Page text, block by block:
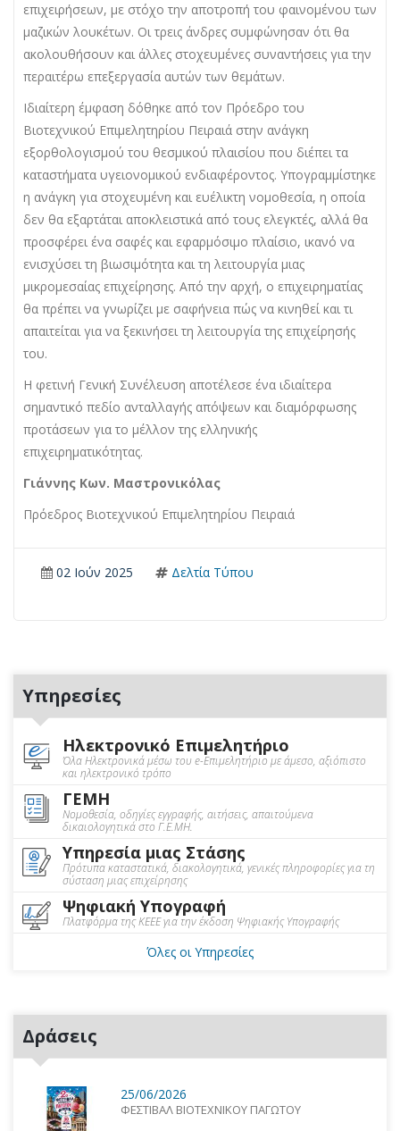
επιχειρήσεων, με στόχο την αποτροπή του φαινομένου των
μαζικών λουκέτων. Οι τρεις άνδρες συμφώνησαν ότι θα
ακολουθήσουν και άλλες στοχευμένες συναντήσεις για την
περαιτέρω επεξεργασία αυτών των θεμάτων.
Ιδιαίτερη έμφαση δόθηκε από τον Πρόεδρο του
Βιοτεχνικού Επιμελητηρίου Πειραιά στην ανάγκη
εξορθολογισμού του θεσμικού πλαισίου που διέπει τα
καταστήματα υγειονομικού ενδιαφέροντος. Υπογραμμίστηκε
η ανάγκη για στοχευμένη και ευέλικτη νομοθεσία, η οποία
δεν θα εξαρτάται αποκλειστικά από τους ελεγκτές, αλλά θα
προσφέρει ένα σαφές και εφαρμόσιμο πλαίσιο, ικανό να
ενισχύσει τη βιωσιμότητα και τη λειτουργία μιας
μικρομεσαίας επιχείρησης. Από την αρχή, ο επιχειρηματίας
θα πρέπει να γνωρίζει με σαφήνεια πώς να κινηθεί και τι
απαιτείται για να ξεκινήσει τη λειτουργία της επιχείρησής
του.
Η φετινή Γενική Συνέλευση αποτέλεσε ένα ιδιαίτερα
σημαντικό πεδίο ανταλλαγής απόψεων και διαμόρφωσης
προτάσεων για το μέλλον της ελληνικής
επιχειρηματικότητας.
Γιάννης Κων. Μαστρονικόλας
Πρόεδρος Βιοτεχνικού Επιμελητηρίου Πειραιά
02 Ιούν 2025 Δελτία Τύπου
Υπηρεσίες
Ηλεκτρονικό Επιμελητήριο
Όλα Ηλεκτρονικά μέσω του e-Επιμελητήριο με άμεσο, αξιόπιστο
και ηλεκτρονικό τρόπο
ΓΕΜΗ
Νομοθεσία, οδηγίες εγγραφής, αιτήσεις, απαιτούμενα
δικαιολογητικά στο Γ.Ε.ΜΗ.
Υπηρεσία μιας Στάσης
Πρότυπα καταστατικά, διακολογητικά, γενικές πληροφορίες για τη
σύσταση μιας επιχείρησης
Ψηφιακή Υπογραφή
Πλατφόρμα της ΚΕΕΕ για την έκδοση Ψηφιακής Υπογραφής
Όλες οι Υπηρεσίες
Δράσεις
25/06/2026
ΦΕΣΤΙΒΑΛ ΒΙΟΤΕΧΝΙΚΟΥ ΠΑΓΩΤΟΥ